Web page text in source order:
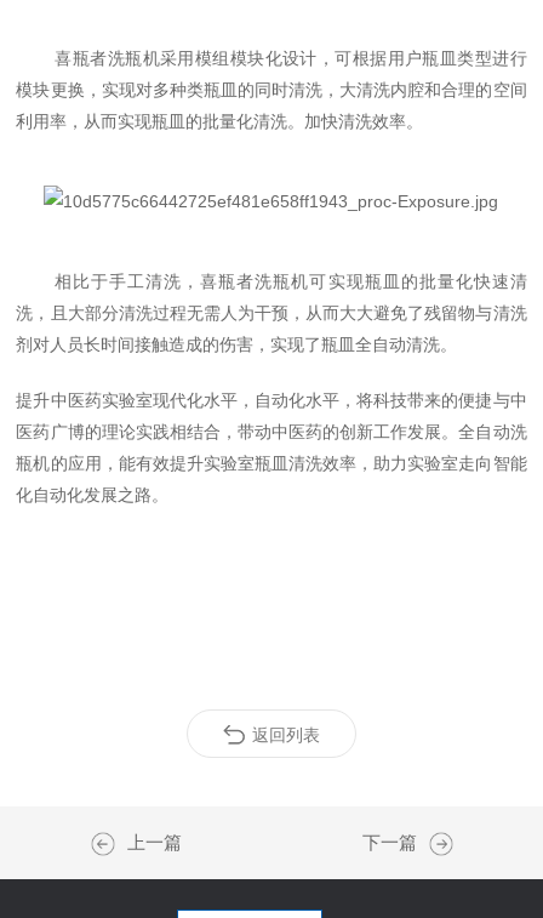
喜瓶者洗瓶机采用模组模块化设计，可根据用户瓶皿类型进行
模块更换，实现对多种类瓶皿的同时清洗，大清洗内腔和合理的空间
利用率，从而实现瓶皿的批量化清洗。加快清洗效率。
相比于手工清洗，喜瓶者洗瓶机可实现瓶皿的批量化快速清
洗，且大部分清洗过程无需人为干预，从而大大避免了残留物与清洗
剂对人员长时间接触造成的伤害，实现了瓶皿全自动清洗。
提升中医药实验室现代化水平，自动化水平，将科技带来的便捷与中
医药广博的理论实践相结合，带动中医药的创新工作发展。全自动洗
瓶机的应用，能有效提升实验室瓶皿清洗效率，助力实验室走向智能
化自动化发展之路。
返回列表
上一篇 下一篇